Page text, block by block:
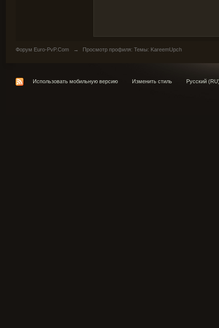
Форум Euro-PvP.Com → Просмотр профиля: Темы: KareemUpch
Использовать мобильную версию Изменить стиль Русский